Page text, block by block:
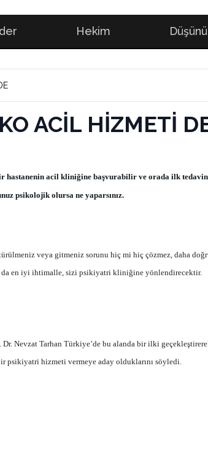
Hekim
ACİL HİZMETİ
hastanenin acil kliniğine başvurabilir ve orada ilk
psikolojik olursa ne yaparsınız.
veya gitmeniz sorunu hiç mi hiç çözmez, daha
da en iyi ihtimalle, sizi psikiyatri kliniğine yönlendirecektir.
Nevzat Tarhan Türkiye’de bu alanda bir ilki
psikiyatri hizmeti vermeye aday olduklarını söyledi.